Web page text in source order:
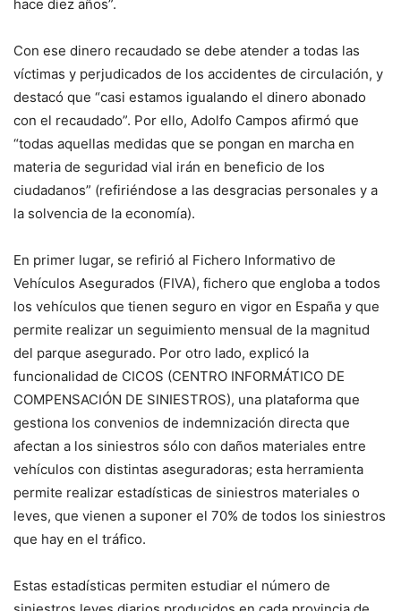
hace diez años”.
Con ese dinero recaudado se debe atender a todas las
víctimas y perjudicados de los accidentes de circulación, y
destacó que “casi estamos igualando el dinero abonado
con el recaudado”. Por ello, Adolfo Campos afirmó que
“todas aquellas medidas que se pongan en marcha en
materia de seguridad vial irán en beneficio de los
ciudadanos” (refiriéndose a las desgracias personales y a
la solvencia de la economía).
En primer lugar, se refirió al Fichero Informativo de
Vehículos Asegurados (FIVA), fichero que engloba a todos
los vehículos que tienen seguro en vigor en España y que
permite realizar un seguimiento mensual de la magnitud
del parque asegurado. Por otro lado, explicó la
funcionalidad de CICOS (CENTRO INFORMÁTICO DE
COMPENSACIÓN DE SINIESTROS), una plataforma que
gestiona los convenios de indemnización directa que
afectan a los siniestros sólo con daños materiales entre
vehículos con distintas aseguradoras; esta herramienta
permite realizar estadísticas de siniestros materiales o
leves, que vienen a suponer el 70% de todos los siniestros
que hay en el tráfico.
Estas estadísticas permiten estudiar el número de